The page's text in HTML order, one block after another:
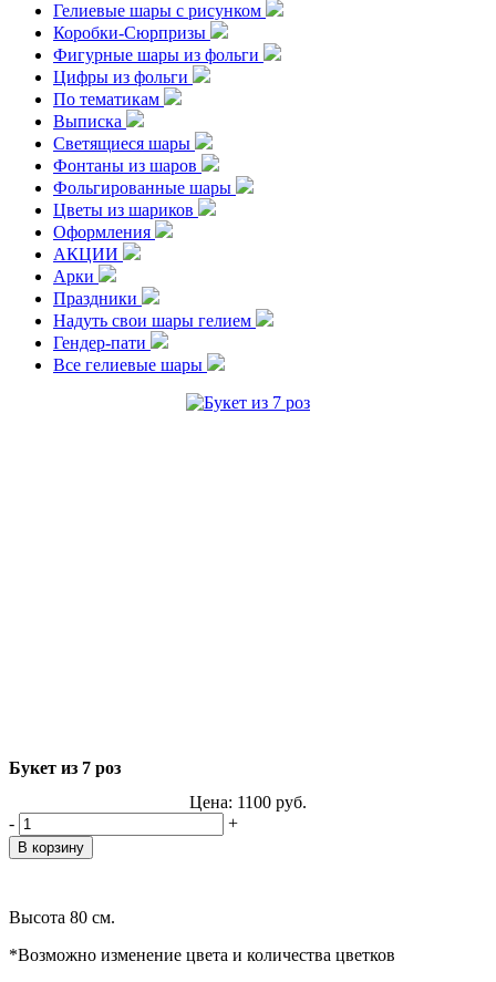
Гелиевые шары с рисунком
Коробки-Сюрпризы
Фигурные шары из фольги
Цифры из фольги
По тематикам
Выписка
Светящиеся шары
Фонтаны из шаров
Фольгированные шары
Цветы из шариков
Оформления
АКЦИИ
Арки
Праздники
Надуть свои шары гелием
Гендер-пати
Все гелиевые шары
Букет из 7 роз
Цена: 1100 руб.
-
+
Высота 80 см.
*Возможно изменение цвета и количества цветков